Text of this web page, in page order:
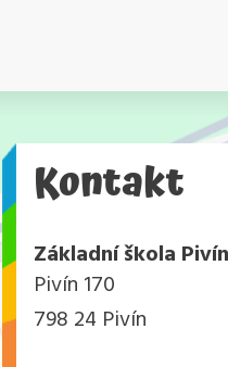
Kontakt
Základní škola Pivín
Pivín 170
798 24 Pivín